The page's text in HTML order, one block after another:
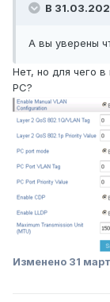
В
А вы уверены
Нет, но для чего в
PC?
Изменено 31